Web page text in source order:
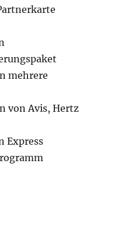
mehrere
von Avis, Hertz
Express